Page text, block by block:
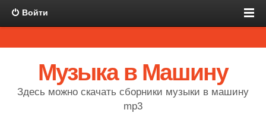
Войти
Музыка в Машину
Здесь можно скачать сборники музыки в машину
mp3